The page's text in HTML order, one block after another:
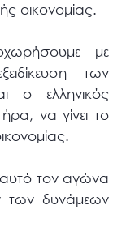
οικονομίας.
με
των
ο ελληνικός
να γίνει το
αυτό τον αγώνα
των δυνάμεων